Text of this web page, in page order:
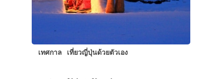
เทศกาล เที่ยวญี่ปุ่นด้วยตัวเอง